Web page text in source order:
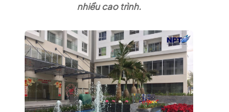
nhiều cao trình.